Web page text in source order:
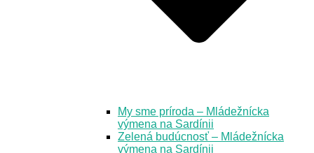
My sme príroda – Mládežnícka
výmena na Sardínii
Zelená budúcnosť – Mládežnícka
výmena na Sardínii